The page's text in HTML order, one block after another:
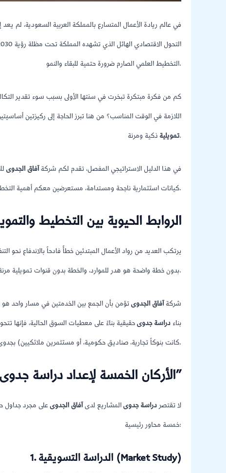
في عالم ريادة الأعمال المتسارع بالمملكة العربية السعودية، لم
التخطيط العلمي الصارم ضرورة حتمية للبقاء والنمو.
كم من فكرة مبتكرة تبخرت في سنتها الأولى بسبب سوء تقدير
اللازمة في الوقت المناسب؟ من هنا تبرز الحاجة إلى ركيزتين
تمويليةذكية ومرنة.
في هذا الدليل الاستراتيجي المفصل، تقدم لكم شركةآفاق الجدوى
كيانات استثمارية ناجحة ومستدامة، مستعرضين معكم أهمية التخطيط وكيف نجمع لكم بين متانة الدراسة وفرص التمويل في مكان واحد.
الروابط الحيوية بين التخطيط
يرتكب العديد من رواد الأعمال المبتدئين خطأً فادحاً بالاندفاع نحو
بدون خطة واضحة هو هدر للموارد، والخطة بدون قنوات تمويلية مرنة هي حبر على ورق.
شركةآفاق الجدوى تؤمن بأن الجمع بين الخدمتين في مسار واحد
بناءدراسة جدوى حقيقية بناءً على معطيات السوق الحالية، فإنها
كانت بنوكاً تجارية، صناديق حكومية، أو مستثمرين ملائكيين) بجدوى وأمان الاستثمار في مشروعك.
الأركان الخمسة لإعداد دراسة جدوى احترافية مع “آفاق الجدوى”
لا تقتصردراسة جدوى المشاريع لدىآفاق الجدوى على مجرد جداول
خمسة محاور رئيسية:
1. الدراسة التسويقية (Market Study)